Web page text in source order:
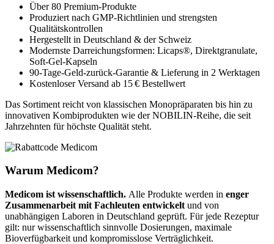
Über 80 Premium-Produkte
Produziert nach GMP-Richtlinien und strengsten
Qualitätskontrollen
Hergestellt in Deutschland & der Schweiz
Modernste Darreichungsformen: Licaps®, Direktgranulate,
Soft-Gel-Kapseln
90-Tage-Geld-zurück-Garantie & Lieferung in 2 Werktagen
Kostenloser Versand ab 15 € Bestellwert
Das Sortiment reicht von klassischen Monopräparaten bis hin zu
innovativen Kombiprodukten wie der NOBILIN-Reihe, die seit
Jahrzehnten für höchste Qualität steht.
Warum Medicom?
Medicom ist wissenschaftlich. Alle Produkte werden in enger
Zusammenarbeit mit Fachleuten entwickelt und von
unabhängigen Laboren in Deutschland geprüft. Für jede Rezeptur
gilt: nur wissenschaftlich sinnvolle Dosierungen, maximale
Bioverfügbarkeit und kompromisslose Verträglichkeit.